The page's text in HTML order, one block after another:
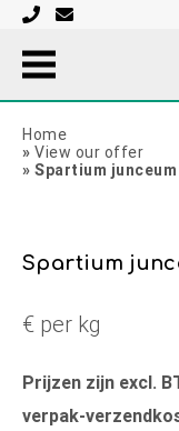
Home
» View our offer
» Spartium junceum
Spartium
€ per kg
Prijzen zijn excl.
verpak-